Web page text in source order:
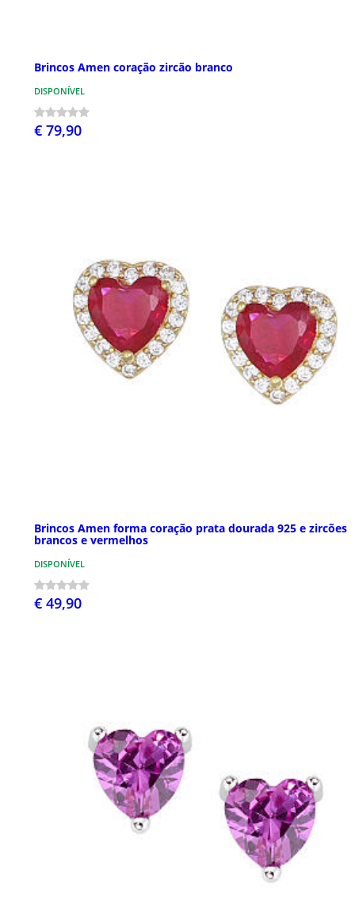
Brincos Amen coração zircão branco
DISPONÍVEL
€ 79,90
Brincos Amen forma coração prata dourada 925 e zircões
brancos e vermelhos
DISPONÍVEL
€ 49,90